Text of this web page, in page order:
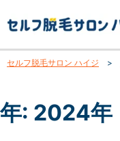
セルフ脱毛サロン ハイジ >
年: 2024年